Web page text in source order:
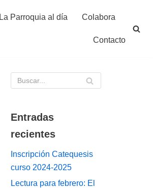
La Parroquia al día Colabora
Contacto
Entradas
recientes
Inscripción Catequesis
curso 2024-2025
Lectura para febrero: El